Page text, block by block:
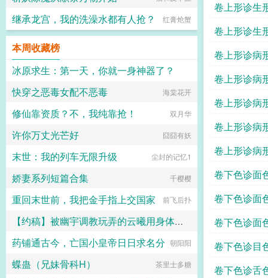
卷上形诊生
卷上形诊生
卷上形诊病
卷上形诊病
卷上形诊病
卷上形诊病
卷上形诊病
卷下色诊面
卷下色诊面
卷下色诊面
卷下色诊目
卷下色诊舌
继承龙宫，我的洗澡水都有人抢？ 红膏炝蟹
本周收藏榜
冰原求生：第一天，你就一身神器了？
奋斗小强
快穿之恶毒女配不恶毒 海棠花开
修仙靠资质？不，我纯靠抢！ 双月华
许你万丈光芒好 囧囧有妖
末世：我的列车无限升级 尘封的记忆1
娇妻系列短篇合集 千樱樱
重回末世前，我把金手指上交国家 前飞后扑
【约稿】被幽宇调教玩弄的云曦用身体换取资源，又作为幽宇的玩物协助幽宇调教火灵儿，让火灵儿主动堕落沉沦
看v看多了多少有毛病
药铺通古今，亡国小皇帝日日求名分 朝阳阳
蝶蛊（兄妹骨科H） 茶里士多糖